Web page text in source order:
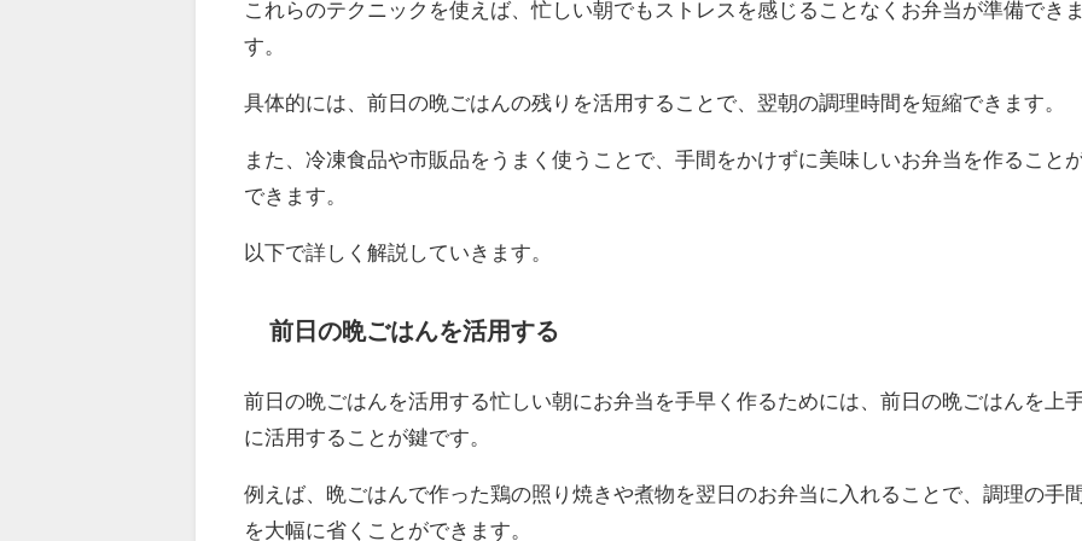
これらのテクニックを使えば、忙しい朝でもストレスを感じることなくお弁当が準備できま
す。
具体的には、前日の晩ごはんの残りを活用することで、翌朝の調理時間を短縮できます。
また、冷凍食品や市販品をうまく使うことで、手間をかけずに美味しいお弁当を作ること
できます。
以下で詳しく解説していきます。
前日の晩ごはんを活用する
前日の晩ごはんを活用する忙しい朝にお弁当を手早く作るためには、前日の晩ごはんを上
に活用することが鍵です。
例えば、晩ごはんで作った鶏の照り焼きや煮物を翌日のお弁当に入れることで、調理の手間
を大幅に省くことができます。